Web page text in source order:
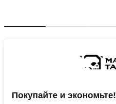
Покупайте и экономьте!